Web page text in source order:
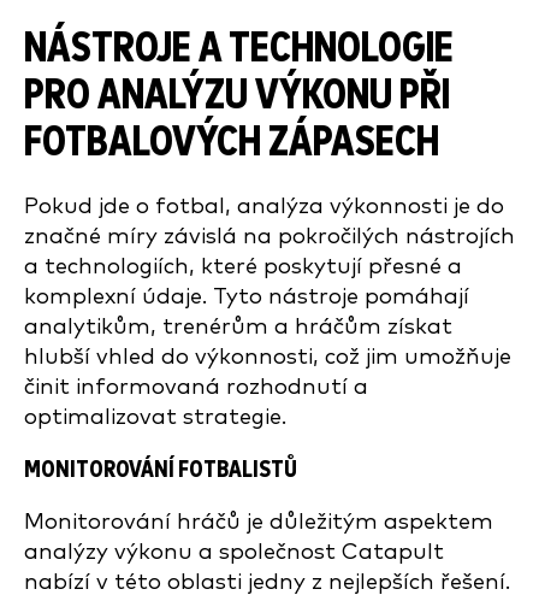
NÁSTROJE A TECHNOLOGIE
PRO ANALÝZU VÝKONU PŘI
FOTBALOVÝCH ZÁPASECH
Pokud jde o fotbal, analýza výkonnosti je do
značné míry závislá na pokročilých nástrojích
a technologiích, které poskytují přesné a
komplexní údaje. Tyto nástroje pomáhají
analytikům, trenérům a hráčům získat
hlubší vhled do výkonnosti, což jim umožňuje
činit informovaná rozhodnutí a
optimalizovat strategie.
MONITOROVÁNÍ FOTBALISTŮ
Monitorování hráčů je důležitým aspektem
analýzy výkonu a společnost Catapult
nabízí v této oblasti jedny z nejlepších řešení.